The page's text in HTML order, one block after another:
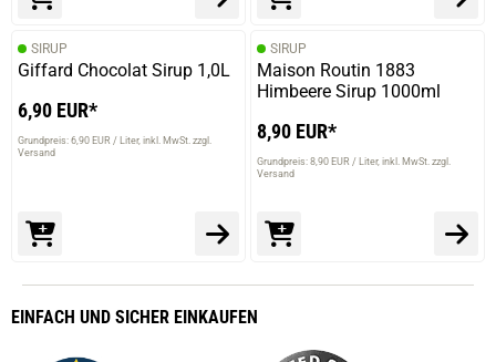
SIRUP
Giffard Chocolat Sirup 1,0L
6,90 EUR*
Grundpreis: 6,90 EUR / Liter inkl. MwSt. zzgl.
Versand
SIRUP
Maison Routin 1883
Himbeere Sirup 1000ml
8,90 EUR*
Grundpreis: 8,90 EUR / Liter inkl. MwSt. zzgl.
Versand
EINFACH UND SICHER EINKAUFEN